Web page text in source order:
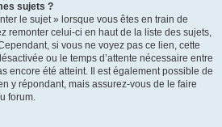
sujets ?
le sujet » lorsque vous êtes en train de
remonter celui-ci en haut de la liste des sujets,
si vous ne voyez pas ce lien, cette
ou le temps d’attente nécessaire entre
encore été atteint. Il est également possible de
y répondant, mais assurez-vous de le faire
forum.